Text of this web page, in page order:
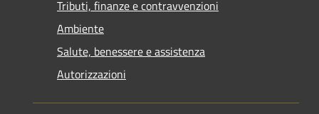
Tributi, finanze e contravvenzioni
Ambiente
Salute, benessere e assistenza
Autorizzazioni